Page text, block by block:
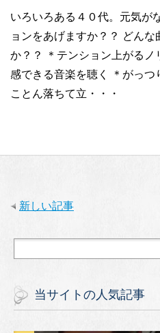
いろいろある４０代。元気が
ョンをあげますか？？ どん
か？？ ＊テンション上がる
感できる音楽を聴く ＊がっつ
ことん落ちて立・・・
新しい記事
当サイトの人気記事